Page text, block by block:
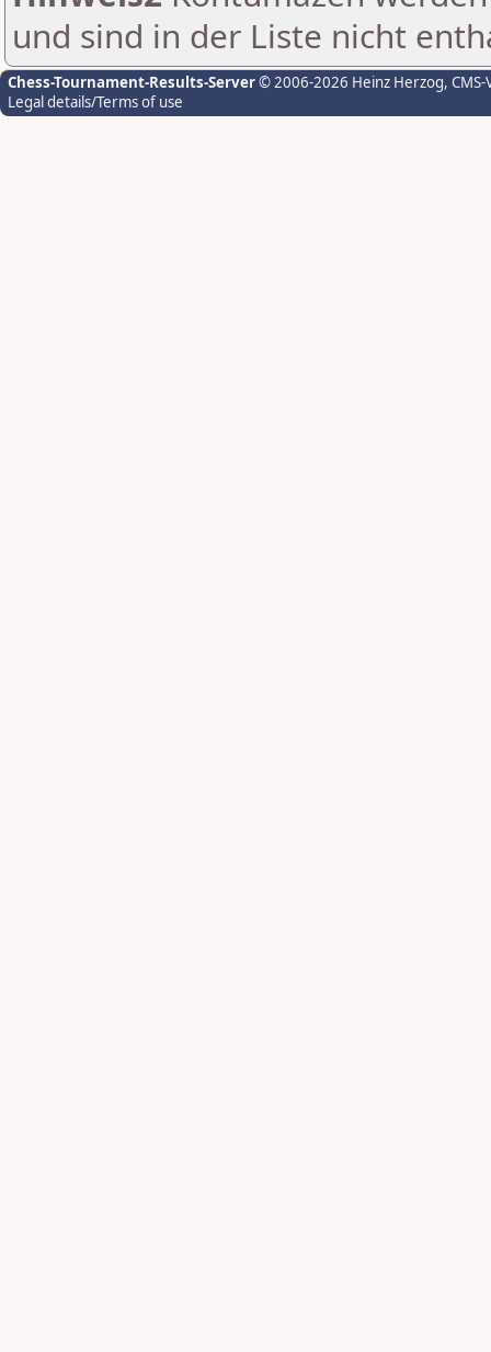
und sind in der Liste nicht
Chess-Tournament-Results-Server© 2006-2026 Heinz Herzog,
Legal details/Terms of use